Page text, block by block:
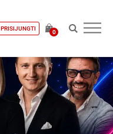
PRISIJUNGTI
0